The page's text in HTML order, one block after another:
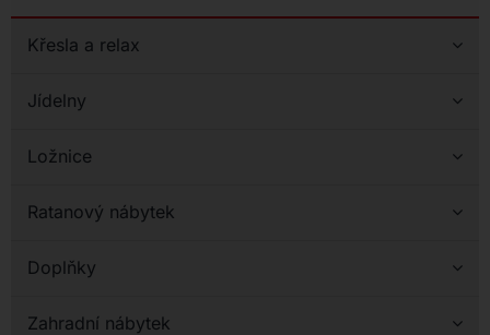
Křesla a relax
Jídelny
Ložnice
Ratanový nábytek
Doplňky
Zahradní nábytek